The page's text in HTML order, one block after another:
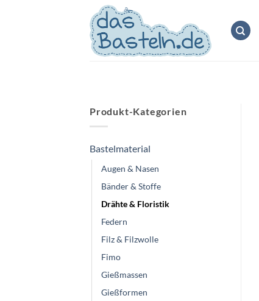
Produkt-Kategorien
Bastelmaterial
Augen & Nasen
Bänder & Stoffe
Drähte & Floristik
Federn
Filz & Filzwolle
Fimo
Gießmassen
Gießformen